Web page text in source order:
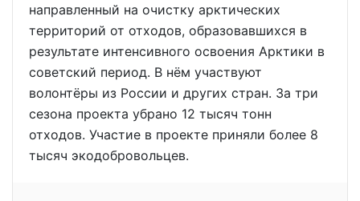
направленный на очистку арктических
территорий от отходов, образовавшихся в
результате интенсивного освоения Арктики в
советский период. В нём участвуют
волонтёры из России и других стран. За три
сезона проекта убрано 12 тысяч тонн
отходов. Участие в проекте приняли более 8
тысяч экодобровольцев.